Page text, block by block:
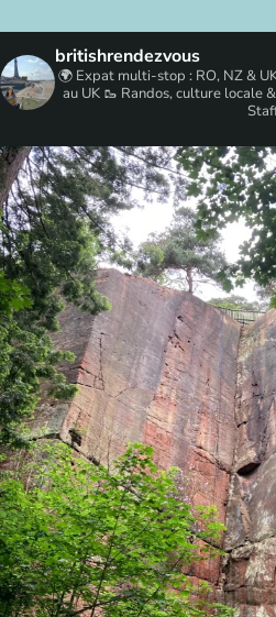
britishrendezvous
🌍 Expat multi-stop : RO, NZ &
au UK🥾 Randos, culture locale